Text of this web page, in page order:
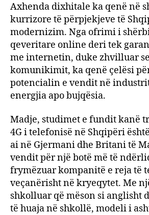
Axhenda dixhitale ka qenë në
kurrizore të përpjekjeve të
modernizim. Nga ofrimi i
qeveritare online deri tek
me internetin, duke zhvilluar
komunikimit, ka qenë çelësi
potencialin e vendit në
energjia apo bujqësia.
Madje, studimet e fundit kanë
4G i telefonisë në Shqipëri
ai në Gjermani dhe Britani të
vendit për një botë më të
frymëzuar kompanitë e reja të
veçanërisht në kryeqytet. Me
shkolluar që mëson si anglisht
të huaja në shkollë, modeli i